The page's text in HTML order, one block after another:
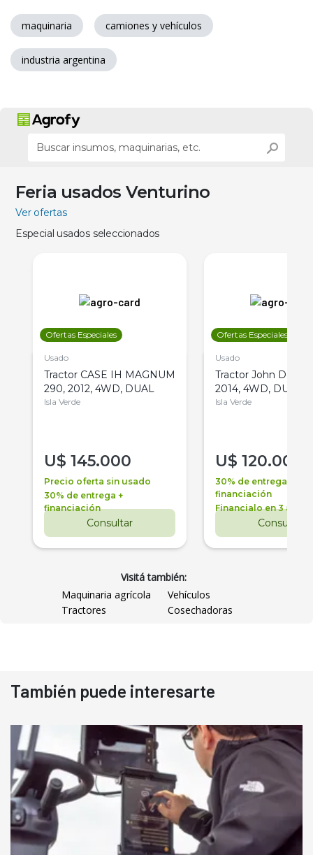
maquinaria camiones y vehículos
industria argentina
Feria usados Venturino
Ver ofertas
Especial usados seleccionados
Ofertas Especiales
Usado
Tractor CASE IH MAGNUM
290, 2012, 4WD, DUAL
Isla Verde
U$ 145.000
Precio oferta sin usado
30% de entrega +
financiación
Consultar
Ofertas Especiales
Usado
Tractor John Deere
2014, 4WD, DUAL
Isla Verde
U$ 120.000
30% de entrega +
financiación
Financialo en 3 años
Consultar
Visitá también:
Maquinaria agrícola
Vehículos
Tractores
Cosechadoras
También puede interesarte